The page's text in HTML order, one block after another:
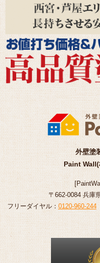
外壁塗
Paint Wall(
[
〒662-0084 兵庫
フリーダイヤル： 0120-960-244